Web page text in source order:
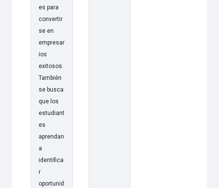
es para
convertir
se en
empresar
ios
exitosos.
También
se busca
que los
estudiant
es
aprendan
a
identifica
r
oportunid